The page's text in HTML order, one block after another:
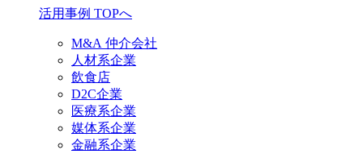
活用事例 TOPへ
M&A 仲介会社
人材系企業
飲食店
D2C企業
医療系企業
媒体系企業
金融系企業